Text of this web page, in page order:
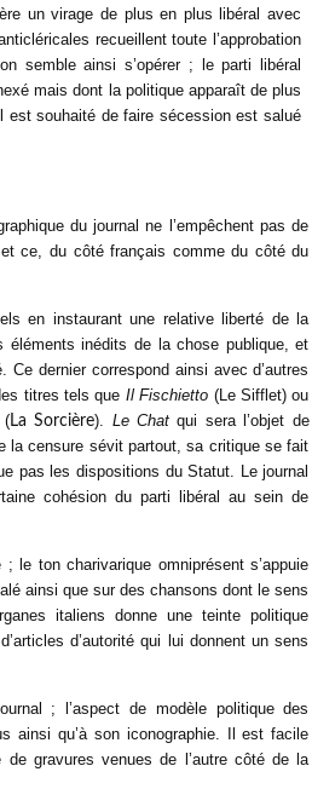
un virage de plus en plus libéral avec
recueillent toute l’approbation
semble ainsi s’opérer ; le parti libéral
mais dont la politique apparaît de plus
est souhaité de faire sécession est salué
du journal ne l’empêchent pas de
ce, du côté français comme du côté du
en instaurant une relative liberté de la
inédits de la chose publique, et
dernier correspond ainsi avec d’autres
titres tels que Il Fischietto (Le Sifflet) ou
(La Sorcière). Le Chat qui sera l’objet de
la censure sévit partout, sa critique se fait
pas les dispositions du Statut. Le journal
cohésion du parti libéral au sein de
le ton charivarique omniprésent s’appuie
ainsi que sur des chansons dont le sens
italiens donne une teinte politique
d’autorité qui lui donnent un sens
; l’aspect de modèle politique des
ainsi qu’à son iconographie. Il est facile
gravures venues de l’autre côté de la